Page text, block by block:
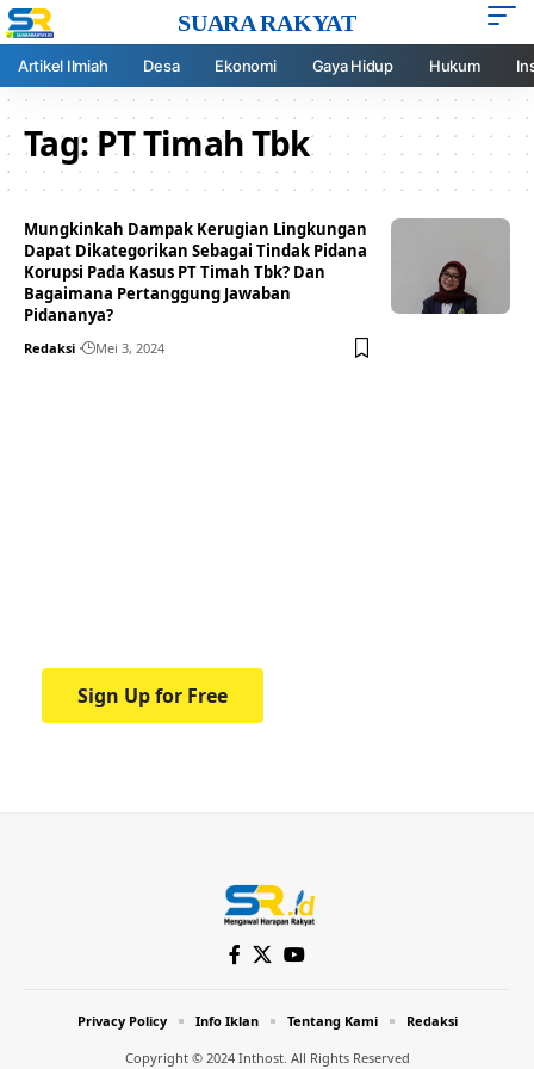
SUARA RAKYAT
Artikel Ilmiah Desa Ekonomi Gaya Hidup Hukum
Tag:PT Timah Tbk
Mungkinkah Dampak Kerugian Lingkungan
Dapat Dikategorikan Sebagai Tindak Pidana
Korupsi Pada Kasus PT Timah Tbk? Dan
Bagaimana Pertanggung Jawaban
Pidananya?
Redaksi Mei 3, 2024
Sign Up for Free
Copyright © 2024 Inthost. All Rights Reserved
Privacy Policy Info Iklan Tentang Kami Redaksi